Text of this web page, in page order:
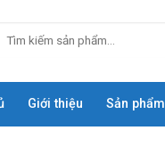
Giới thiệu Sản phẩm